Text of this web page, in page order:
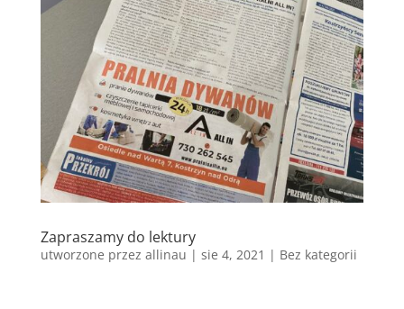
Zapraszamy do lektury
utworzone przez allinau | sie 4, 2021 | Bez kategorii